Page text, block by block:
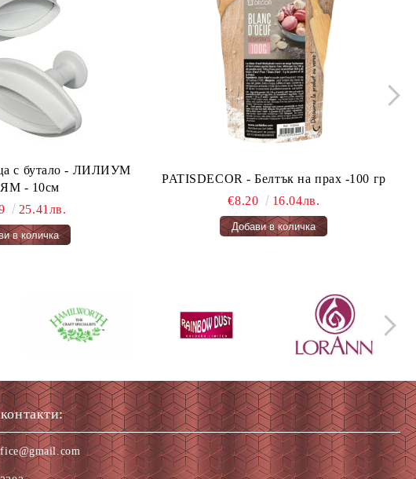
с бутало - ЛИЛИУМ
- 10см
25.41лв.
PATISDECOR - Белтък на прах -100 гр
€8.20
16.04лв.